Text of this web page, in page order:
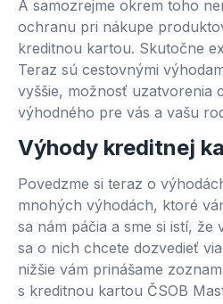
A samozrejme okrem toho
ochranu pri nákupe
kreditnou kartou. Skutočne
Teraz sú cestovnými
vyššie, možnosť uzatvorenia
výhodného pre vás a vašu
Výhody kreditnej
Povedzme si teraz o
mnohých výhodách, ktoré
sa nám páčia a sme si istí,
sa o nich chcete dozvedieť
nižšie vám prinášame
s kreditnou kartou ČSOB